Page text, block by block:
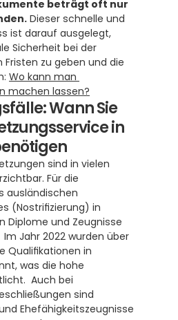
beträgt oft nur
Dieser schnelle und
ist darauf ausgelegt,
Sicherheit bei der
Fristen zu geben und die
Wo kann man
machen lassen?
Wann Sie
in
sind in vielen
Für die
ausländischen
(Nostrifizierung) in
Diplome und Zeugnisse
Jahr 2022 wurden über
Qualifikationen in
was die hohe
Auch bei
sind
Ehefähigkeitszeugnisse